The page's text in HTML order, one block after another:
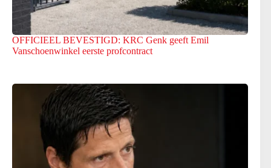
OFFICIEEL BEVESTIGD: KRC Genk geeft Emil
Vanschoenwinkel eerste profcontract